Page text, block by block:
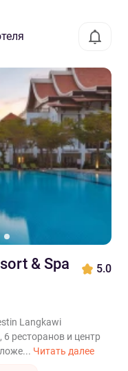
& Spa 5.0
Langkawi
ресторанов и центр
Читать далее